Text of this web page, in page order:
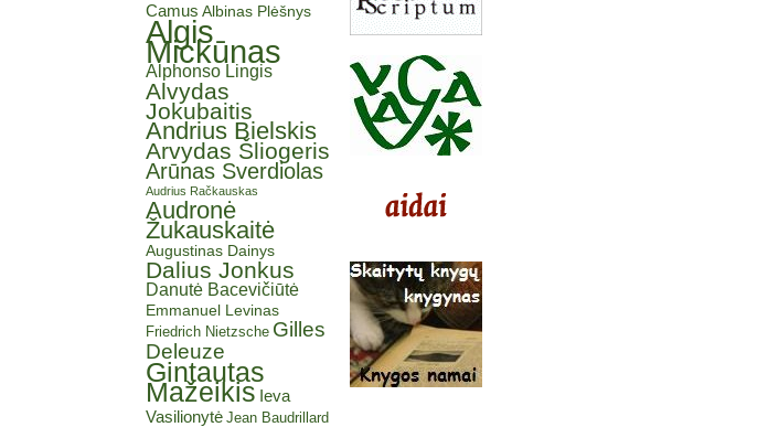
Camus Albinas Plėšnys
Algis
Mickūnas
Alphonso Lingis
Alvydas
Jokubaitis
Andrius Bielskis
Arvydas Šliogeris
Arūnas Sverdiolas
Audrius Račkauskas
Audronė
Žukauskaitė
Augustinas Dainys
Dalius Jonkus
Danutė Bacevičiūtė
Emmanuel Levinas
Friedrich Nietzsche Gilles
Deleuze
Gintautas
Mažeikis Ieva
Vasilionytė Jean Baudrillard